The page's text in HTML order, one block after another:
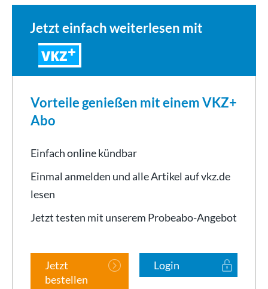
Jetzt einfach weiterlesen mit
VKZ
Vorteile genießen mit einem VKZ+
Abo
Einfach online kündbar
Einmal anmelden und alle Artikel auf vkz.de
lesen
Jetzt testen mit unserem Probeabo-Angebot
Jetzt
bestellen
Login